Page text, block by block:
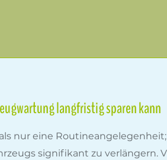
langfristig sparen kann
nur eine
signifikant zu verlängern.